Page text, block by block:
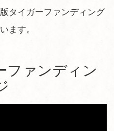
タイガーファンディング
ます。
ファンディン